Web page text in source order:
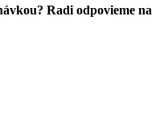
Radi odpovieme na